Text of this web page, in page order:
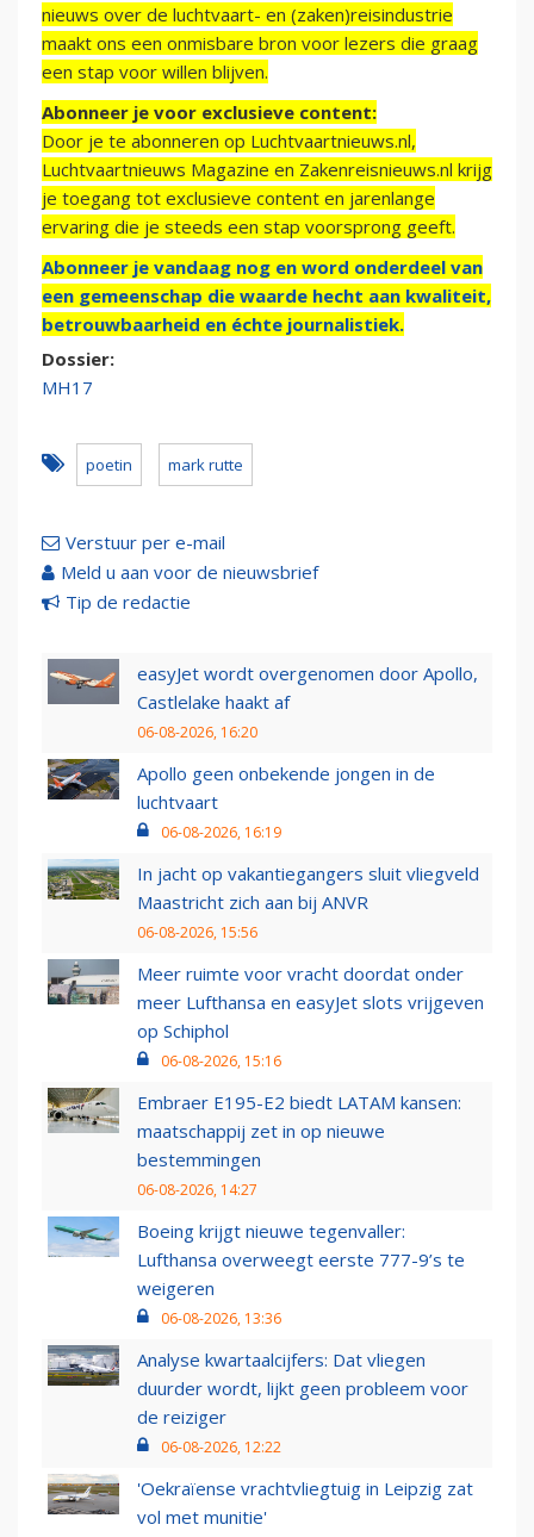
nieuws over de luchtvaart- en (zaken)reisindustrie
maakt ons een onmisbare bron voor lezers die graag
een stap voor willen blijven.
Abonneer je voor exclusieve content:
Door je te abonneren op Luchtvaartnieuws.nl,
Luchtvaartnieuws Magazine en Zakenreisnieuws.nl krijg
je toegang tot exclusieve content en jarenlange
ervaring die je steeds een stap voorsprong geeft.
Abonneer je vandaag nog en word onderdeel van
een gemeenschap die waarde hecht aan kwaliteit,
betrouwbaarheid en échte journalistiek.
Dossier:
MH17
poetin mark rutte
Verstuur per e-mail
Meld u aan voor de nieuwsbrief
Tip de redactie
easyJet wordt overgenomen door Apollo,
Castlelake haakt af
06-08-2026, 16:20
Apollo geen onbekende jongen in de
luchtvaart
06-08-2026, 16:19
In jacht op vakantiegangers sluit vliegveld
Maastricht zich aan bij ANVR
06-08-2026, 15:56
Meer ruimte voor vracht doordat onder
meer Lufthansa en easyJet slots vrijgeven
op Schiphol
06-08-2026, 15:16
Embraer E195-E2 biedt LATAM kansen:
maatschappij zet in op nieuwe
bestemmingen
06-08-2026, 14:27
Boeing krijgt nieuwe tegenvaller:
Lufthansa overweegt eerste 777-9’s te
weigeren
06-08-2026, 13:36
Analyse kwartaalcijfers: Dat vliegen
duurder wordt, lijkt geen probleem voor
de reiziger
06-08-2026, 12:22
'Oekraïense vrachtvliegtuig in Leipzig zat
vol met munitie'